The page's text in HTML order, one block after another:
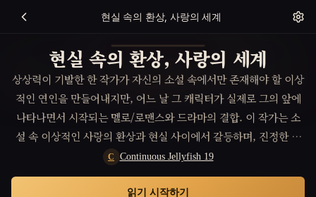
현실 속의 환상, 사랑의 세계
현실 속의 환상, 사랑의 세계
상상력이 기발한 한 작가가 자신의 소설 속에서만 존재해야 할 이상
적인 연인을 만들어내지만, 어느 날 그 캐릭터가 실제로 그의 앞에
나타나면서 시작되는 멜로/로맨스와 드라마의 결합. 이 작가는 소
설 속 이상적인 사랑의 환상과 현실 사이에서 갈등하며, 진정한 사
랑과 행복이 무엇인지를 찾아가는 여정에 오르게 된다. 과연 그는
소설 속의 환상을 넘어서 진실된 관계를 이해하고 받아들일 수 있을
까?
C Continuous Jellyfish 19
읽기 시작하기